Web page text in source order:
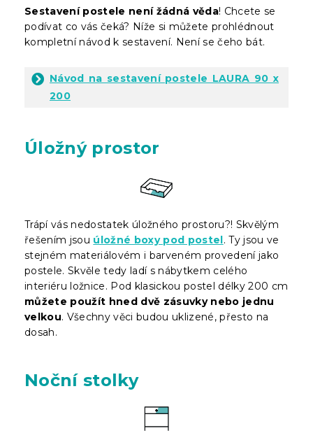
Sestavení postele není žádná věda! Chcete se
podívat co vás čeká? Níže si můžete prohlédnout
kompletní návod k sestavení. Není se čeho bát.
Návod na sestavení postele LAURA 90 x
200
Úložný prostor
Trápí vás nedostatek úložného prostoru?! Skvělým
řešením jsou úložné boxy pod postel. Ty jsou ve
stejném materiálovém i barveném provedení jako
postele. Skvěle tedy ladí s nábytkem celého
interiéru ložnice. Pod klasickou postel délky 200 cm
můžete použít hned dvě zásuvky nebo jednu
velkou. Všechny věci budou uklizené, přesto na
dosah.
Noční stolky